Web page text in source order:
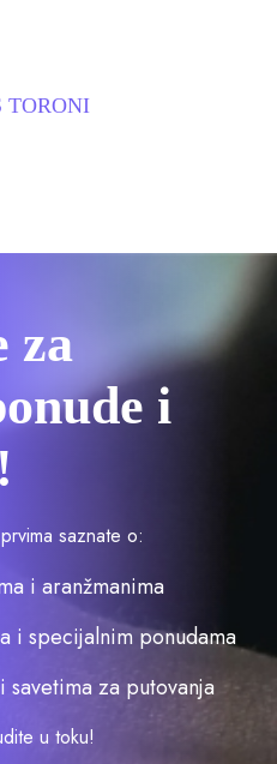
TORONI
za
i
saznate o:
i aranžmanima
i specijalnim ponudama
za putovanja
u toku!